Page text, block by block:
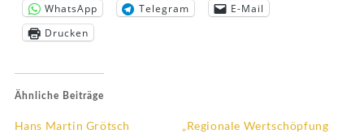
WhatsApp
Telegram
E-Mail
Drucken
Ähnliche Beiträge
Hans Martin Grötsch
„Regionale Wertschöpfung